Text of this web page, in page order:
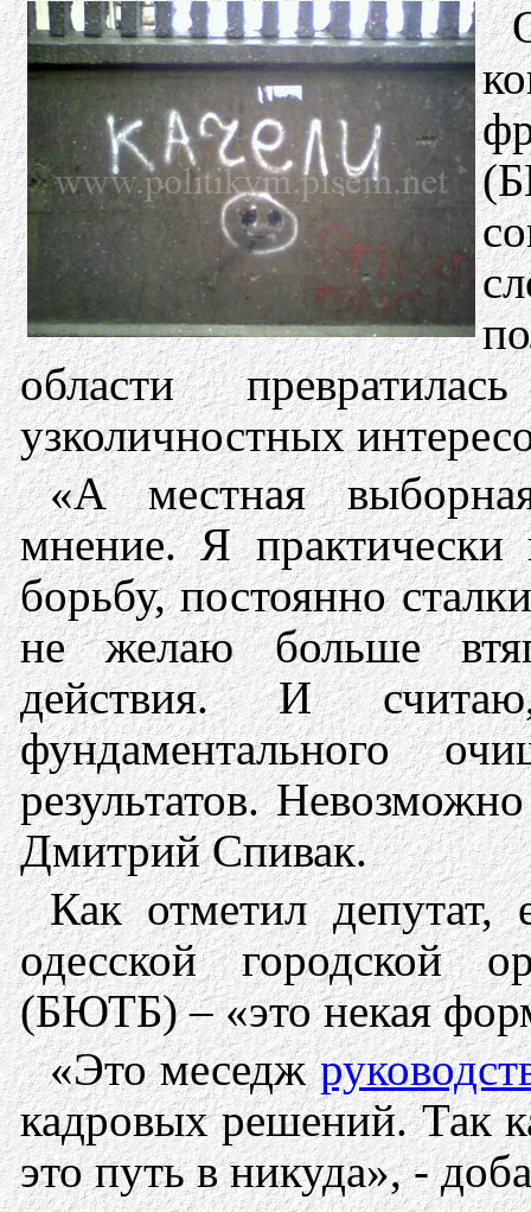
области
узколичностных
«А местная
мнение. Я
борьбу, постоянно
не желаю больше
действия. И
фундаментального
результатов.
Дмитрий Спивак.
Как отметил депутат,
одесской городской
(БЮТБ) – «это некая
«Это меседж
кадровых решений. Так
это путь в никуда», -